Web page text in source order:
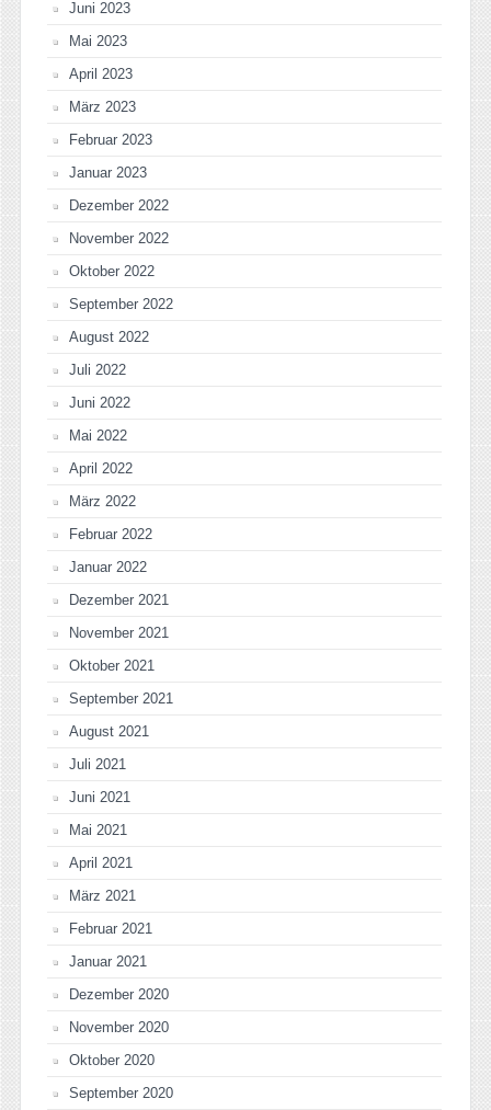
Juni 2023
Mai 2023
April 2023
März 2023
Februar 2023
Januar 2023
Dezember 2022
November 2022
Oktober 2022
September 2022
August 2022
Juli 2022
Juni 2022
Mai 2022
April 2022
März 2022
Februar 2022
Januar 2022
Dezember 2021
November 2021
Oktober 2021
September 2021
August 2021
Juli 2021
Juni 2021
Mai 2021
April 2021
März 2021
Februar 2021
Januar 2021
Dezember 2020
November 2020
Oktober 2020
September 2020